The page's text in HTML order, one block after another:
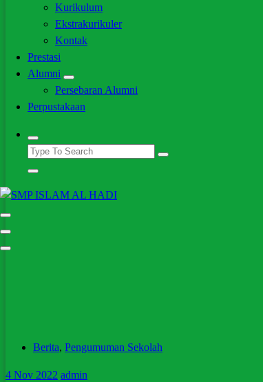
Kurikulum
Ekstrakurikuler
Kontak
Prestasi
Alumni
Persebaran Alumni
Perpustakaan
Berita, Pengumuman Sekolah
4 Nov 2022 admin